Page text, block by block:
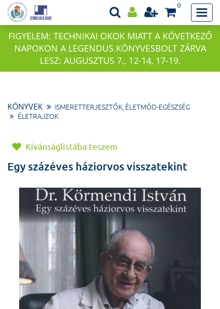
0
FIGYELEM: TECHNIKAI OKOK MIATT A KÖVETKEZŐ
NAPOKON A LEGENDUS KÖNYVESBOLT ZÁRVA
LESZ: AUGUSZTUS 7., 12-14, 17-19.
KÖNYVEK
ISMERETTERJESZTŐK, ÉLETMÓD-EGÉSZSÉG
ÉLETRAJZOK
Kívánságlistába teszem
Egy százéves háziorvos visszatekint